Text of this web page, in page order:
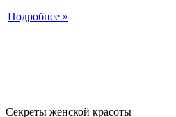
Подробнее »
Секреты женской красоты